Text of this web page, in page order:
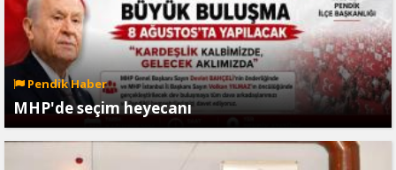
Pendik Haber
MHP'de seçim heyecanı